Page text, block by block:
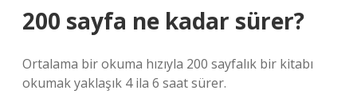
200 sayfa ne kadar sürer?
Ortalama bir okuma hızıyla 200 sayfalık bir kitabı
okumak yaklaşık 4 ila 6 saat sürer.